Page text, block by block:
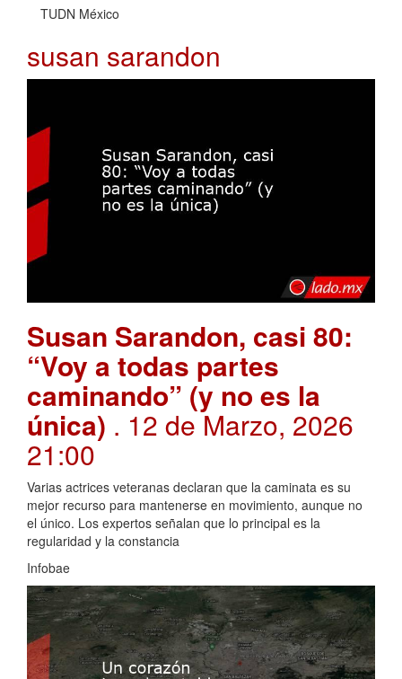
TUDN México
susan sarandon
Susan Sarandon, casi 80:
“Voy a todas partes
caminando” (y no es la
única) . 12 de Marzo, 2026
21:00
Varias actrices veteranas declaran que la caminata es su
mejor recurso para mantenerse en movimiento, aunque no
el único. Los expertos señalan que lo principal es la
regularidad y la constancia
Infobae